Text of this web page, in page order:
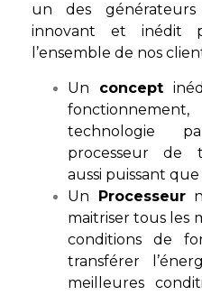
un des
innovant et inédit
l’ensemble de nos
Un concept
technologie
processeur de
aussi puissant
Un
Processeur
maitriser tous les
conditions de
transférer
meilleures